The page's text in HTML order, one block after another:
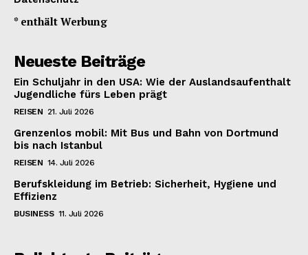
* enthält Werbung
Neueste Beiträge
Ein Schuljahr in den USA: Wie der Auslandsaufenthalt
Jugendliche fürs Leben prägt
REISEN 21. Juli 2026
Grenzenlos mobil: Mit Bus und Bahn von Dortmund
bis nach Istanbul
REISEN 14. Juli 2026
Berufskleidung im Betrieb: Sicherheit, Hygiene und
Effizienz
BUSINESS 11. Juli 2026